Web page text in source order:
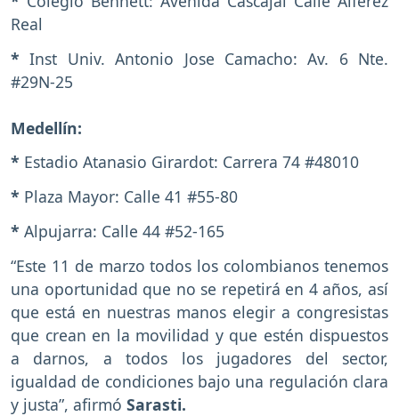
Real
*Inst Univ. Antonio Jose Camacho: Av. 6 Nte.
#29N-25
Medellín:
* Estadio Atanasio Girardot: Carrera 74 #48010
* Plaza Mayor: Calle 41 #55-80
* Alpujarra: Calle 44 #52-165
“Este 11 de marzo todos los colombianos tenemos
una oportunidad que no se repetirá en 4 años, así
que está en nuestras manos elegir a congresistas
que crean en la movilidad y que estén dispuestos
a darnos, a todos los jugadores del sector,
igualdad de condiciones bajo una regulación clara
y justa”, afirmó Sarasti.